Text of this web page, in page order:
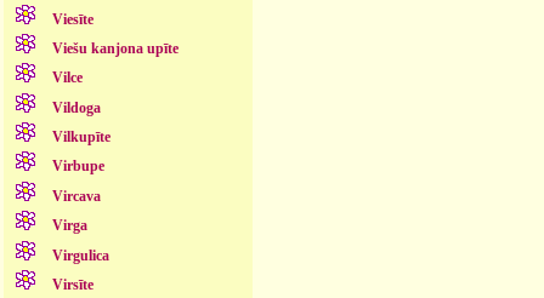
Viesīte
Viešu kanjona upīte
Vilce
Vildoga
Vilkupīte
Virbupe
Vircava
Virga
Virgulica
Virsīte